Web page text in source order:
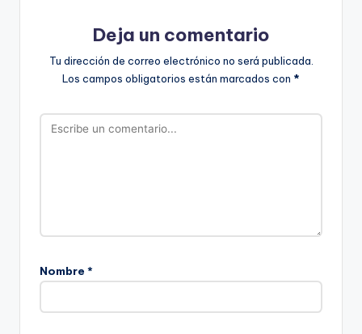
Deja un comentario
Tu dirección de correo electrónico no será publicada.
Los campos obligatorios están marcados con *
Nombre *